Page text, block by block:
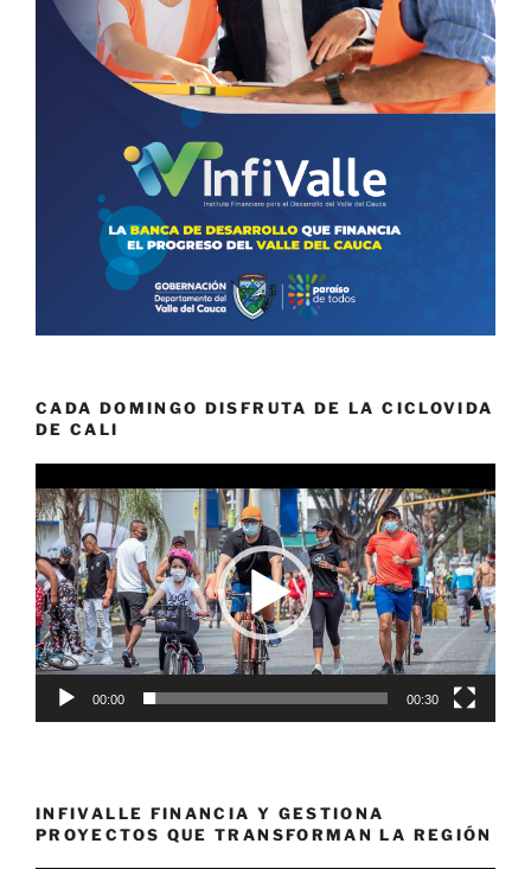
CADA DOMINGO DISFRUTA DE LA CICLOVIDA
DE CALI
de
vídeo
00:00 00:30
INFIVALLE FINANCIA Y GESTIONA
PROYECTOS QUE TRANSFORMAN LA REGIÓN